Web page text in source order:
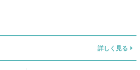
詳しく見る